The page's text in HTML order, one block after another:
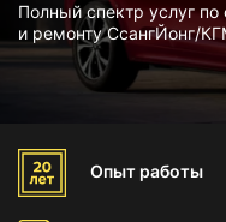
Полный спектр услуг
и ремонту СсангЙонг/
Опыт работы